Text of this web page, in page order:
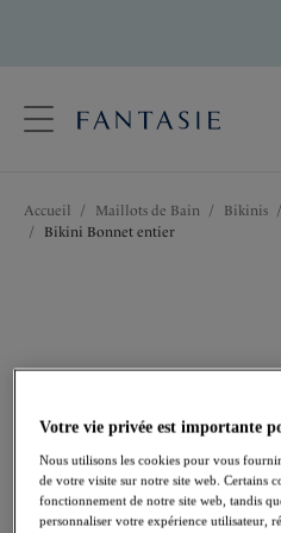
Langue
Accueil / Maillots de Bain / Bikinis /
/
Bikini Bonnet entier
Votre vie privée est importante
Nous utilisons les cookies pour vous
de votre visite sur notre site web. Certains
fonctionnement de notre site web, tandis
personnaliser votre expérience utilisateur,